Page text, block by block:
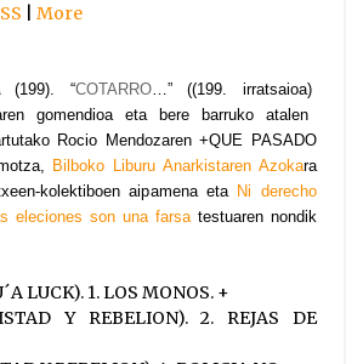
2021/11/12
guztioi!
2021/11/11
More
(199). “COTARRO…” ((199. irratsaioa)
gomendioa eta bere barruko atalen
Rocio Mendozaren +QUE PASADO
Bilboko Liburu Anarkistaren Azokara
kolektiboen aipamena eta Ni derecho
eleciones son una farsatestuaren nondik
LUCK). 1. LOS MONOS. +
Y REBELION). 2. REJAS DE